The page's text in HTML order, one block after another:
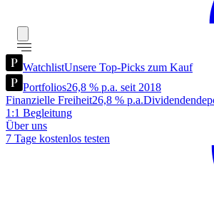
WatchlistUnsere Top-Picks zum Kauf
Portfolios26,8 % p.a. seit 2018
Finanzielle Freiheit26,8 % p.a.
1:1 Begleitung
Über uns
7 Tage kostenlos testen